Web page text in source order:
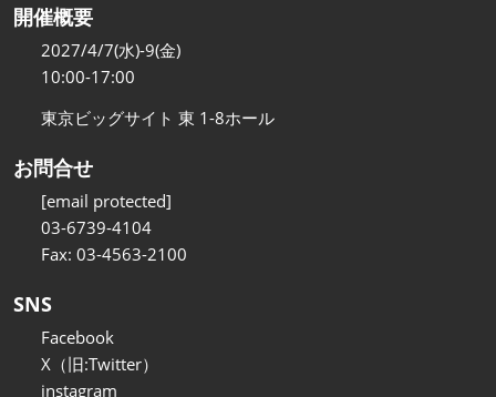
開催概要
2027/4/7(水)-9(金)
10:00-17:00
東京ビッグサイト 東 1-8ホール
お問合せ
[email protected]
03-6739-4104
Fax: 03-4563-2100
SNS
Facebook
X（旧:Twitter）
instagram